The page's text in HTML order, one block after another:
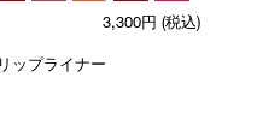
3,300円 (税込)
ップライナー